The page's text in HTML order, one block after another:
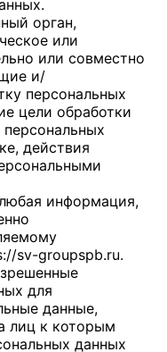
орган,
или
или совместно
и/
персональных
цели обработки
действия
информация,
sv-groupspb.ru.
для
данные,
лиц к которым
данных